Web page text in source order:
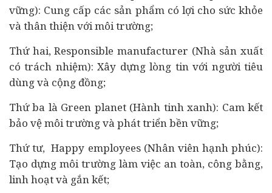
vững): Cung cấp các sản phẩm có lợi cho sức khỏe
và thân thiện với môi trường;
Thứ hai, Responsible manufacturer (Nhà sản xuất
có trách nhiệm): Xây dựng lòng tin với người tiêu
dùngvà cộng đồng;
Thứ ba là Green planet (Hành tinh xanh): Cam kết
bảo vệ môi trường và phát triển bền vững;
Thứ tư, Happy employees (Nhân viên hạnh phúc):
Tạo dựng môi trường làm việc an toàn, công bằng,
linh hoạt và gắn kết;